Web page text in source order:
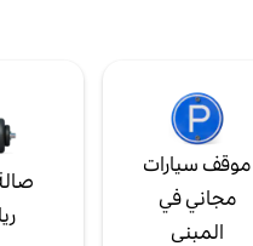
موقف سيارات
مجاني في
المبنى